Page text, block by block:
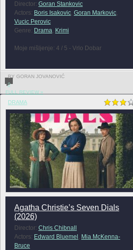
Director: Goran Stankovic
Actors: Boris Isakovic, Goran Markovic,
Vucic Perovic
Genre: Drama, Krimi
Moje mišljenje: 4 / 5 - Vrlo Dobar
BY GORAN JOVANOVIĆ
0
FULL REVIEW »
DRAMA
Agatha Christie’s Seven Dials
(2026)
Director: Chris Chibnall
Actors: Edward Bluemel , Mia McKenna-
Bruce